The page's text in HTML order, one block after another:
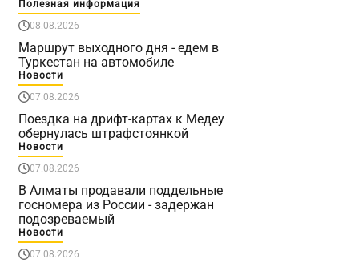
Полезная информация
08.08.2026
Маршрут выходного дня - едем в
Туркестан на автомобиле
Новости
07.08.2026
Поездка на дрифт-картах к Медеу
обернулась штрафстоянкой
Новости
07.08.2026
В Алматы продавали поддельные
госномера из России - задержан
подозреваемый
Новости
07.08.2026